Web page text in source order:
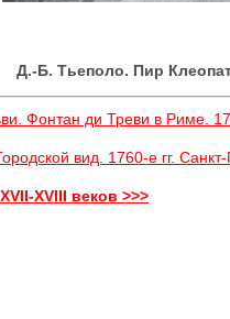
Д.-Б. Тьеполо. Пир
Фонтан ди Треви в Риме.
вид. 1760-е гг.
XVIII веков >>>